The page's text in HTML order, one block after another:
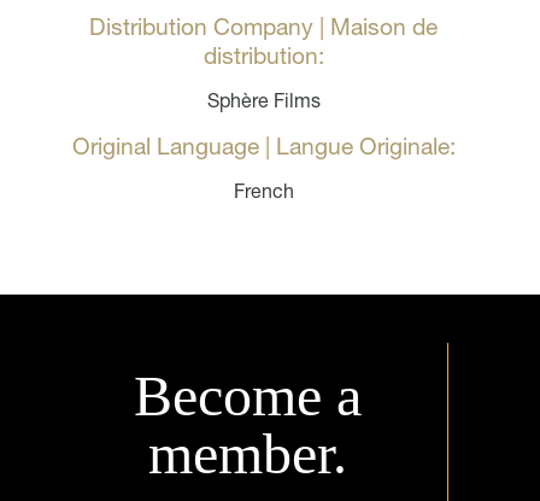
Distribution Company | Maison de
distribution:
Sphère Films
Original Language | Langue Originale:
French
Become a
member.